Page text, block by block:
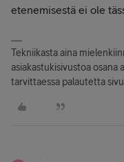
etenemisestä ei ole
Tekniikasta aina
asiakastukisivustoa
tarvittaessa palautetta